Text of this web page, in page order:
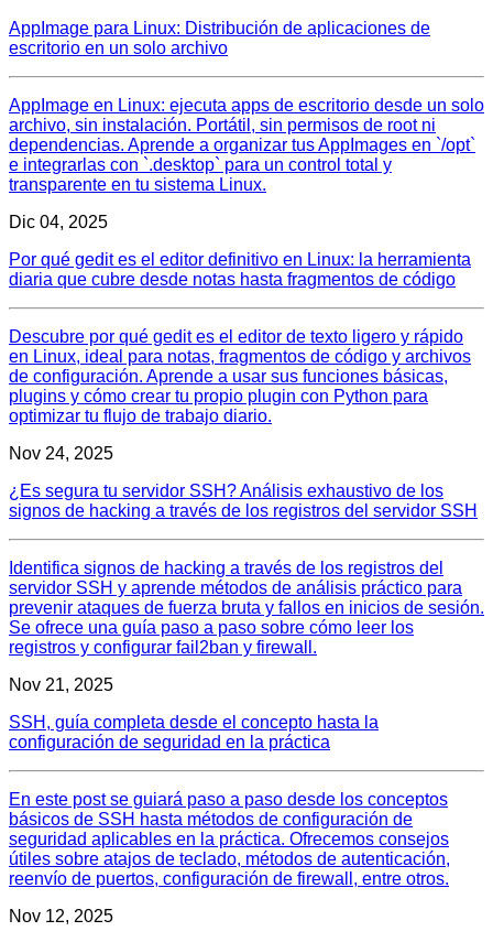
AppImage para Linux: Distribución de aplicaciones de
escritorio en un solo archivo
AppImage en Linux: ejecuta apps de escritorio desde un solo
archivo, sin instalación. Portátil, sin permisos de root ni
dependencias. Aprende a organizar tus AppImages en `/opt`
e integrarlas con `.desktop` para un control total y
transparente en tu sistema Linux.
Dic 04, 2025
Por qué gedit es el editor definitivo en Linux: la herramienta
diaria que cubre desde notas hasta fragmentos de código
Descubre por qué gedit es el editor de texto ligero y rápido
en Linux, ideal para notas, fragmentos de código y archivos
de configuración. Aprende a usar sus funciones básicas,
plugins y cómo crear tu propio plugin con Python para
optimizar tu flujo de trabajo diario.
Nov 24, 2025
¿Es segura tu servidor SSH? Análisis exhaustivo de los
signos de hacking a través de los registros del servidor SSH
Identifica signos de hacking a través de los registros del
servidor SSH y aprende métodos de análisis práctico para
prevenir ataques de fuerza bruta y fallos en inicios de sesión.
Se ofrece una guía paso a paso sobre cómo leer los
registros y configurar fail2ban y firewall.
Nov 21, 2025
SSH, guía completa desde el concepto hasta la
configuración de seguridad en la práctica
En este post se guiará paso a paso desde los conceptos
básicos de SSH hasta métodos de configuración de
seguridad aplicables en la práctica. Ofrecemos consejos
útiles sobre atajos de teclado, métodos de autenticación,
reenvío de puertos, configuración de firewall, entre otros.
Nov 12, 2025